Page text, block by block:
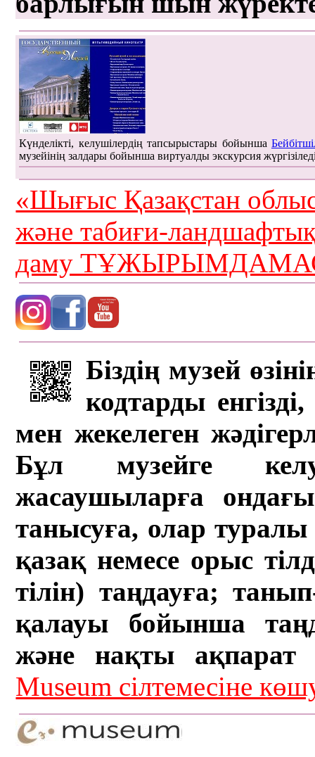
Күнделікті, келушілердің тапсырыстары бойынша
музейінің залдары бойынша виртуалды экскурсия
«Шығыс Қазақстан
және табиғи-
даму
Біздің музей
кодтарды
мен жекелеген
Бұл музейге
жасаушыларға
танысуға, олар туралы
қазақ немесе орыс
тілін) таңдауға;
қалауы бойынша
және нақты ақпарат
Museum сілтемесіне